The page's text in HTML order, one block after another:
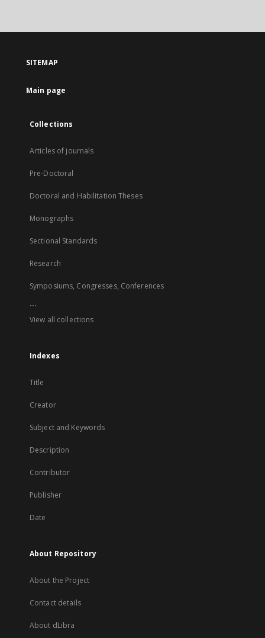
SITEMAP
Main page
Collections
Articles of journals
Pre-Doctoral
Doctoral and Habilitation Theses
Monographs
Sectional Standards
Research
Symposiums, Congresses, Conferences
...
View all collections
Indexes
Title
Creator
Subject and Keywords
Description
Contributor
Publisher
Date
About Repository
About the Project
Contact details
About dLibra